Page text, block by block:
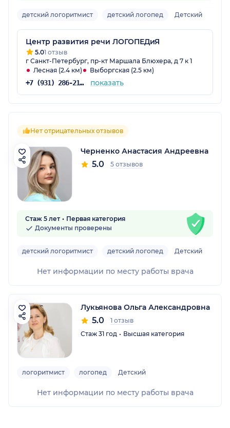
детский логоритмист детский логопед Детский
Центр развития речи ЛОГОПЕДиЯ
5.01 отзыв
г Санкт-Петербург, пр-кт Маршала Блюхера, д 7 к 1
Лесная (2.4 км)
Выборгская (2.5 км)
+7 (931) 286-21-70 показать
Нет отрицательных отзывов
Черненко Анастасия Андреевна
5.0 5 отзывов
Стаж 5 лет
Первая категория
Документы проверены
детский логоритмист детский логопед Детский
Нет информации по месту работы врача
Лукьянова Ольга Александровна
5.0
1 отзыв
Стаж 31 год
Высшая категория
логоритмист логопед Детский
Нет информации по месту работы врача